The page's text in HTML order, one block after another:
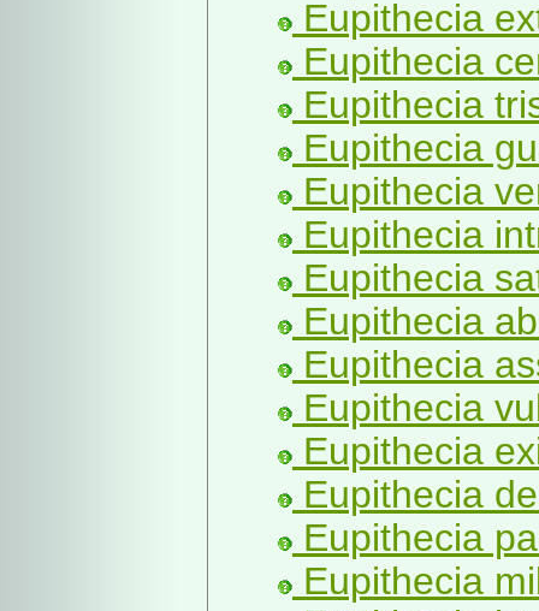
Eupithecia
Eupithecia
Eupithecia
Eupithecia
Eupithecia
Eupithecia
Eupithecia
Eupithecia
Eupithecia
Eupithecia
Eupithecia
Eupithecia
Eupithecia
Eupithecia